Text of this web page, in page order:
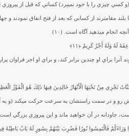
كسي چيزي را با خود نمي‏برد) كساني كه قبل از پيروزي
مقامترند از كساني كه بعد از فتح انفاق نمودند و
انجام مي‏دهيد آگاه است. (۱۰)
لَهُ وَلَهُ أَجْرٌ كَرِيمٌ﴿۱۱﴾
آنرا براي او چندين برابر كند، و براي او اجر فراوان
تَجْرِي مِنْ تَحْتِهَا الْأَنْهَارُ خَالِدِينَ فِيهَا ذَلِكَ هُوَ الْفَوْزُ
رو و در سمت راستشان به سرعت حركت مي‏كند (و به
جاودانه در آن خواهيد ماند و اين پيروزي بزرگي است.
وَرَاءَكُمْ فَالْتَمِسُوا نُورًا فَضُرِبَ بَيْنَهُمْ بِسُورٍ لَهُ بَابٌ بَاطِنُهُ